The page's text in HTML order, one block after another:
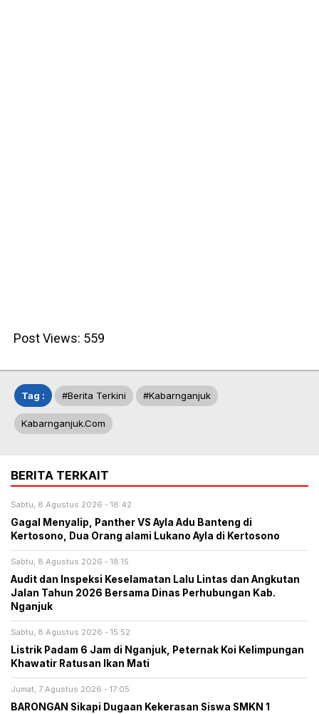
Post Views: 559
Tag : #berita Terkini #kabarnganjuk
Kabarnganjuk.com
BERITA TERKAIT
Sabtu, 8 Agustus 2026 - 18:42
Gagal Menyalip, Panther VS Ayla Adu Banteng di
Kertosono, Dua Orang alami Lukano Ayla di Kertosono
Sabtu, 8 Agustus 2026 - 18:15
Audit dan Inspeksi Keselamatan Lalu Lintas dan Angkutan
Jalan Tahun 2026 Bersama Dinas Perhubungan Kab.
Nganjuk
Sabtu, 8 Agustus 2026 - 15:52
Listrik Padam 6 Jam di Nganjuk, Peternak Koi Kelimpungan
Khawatir Ratusan Ikan Mati
Jumat, 7 Agustus 2026 - 17:05
BARONGAN Sikapi Dugaan Kekerasan Siswa SMKN 1